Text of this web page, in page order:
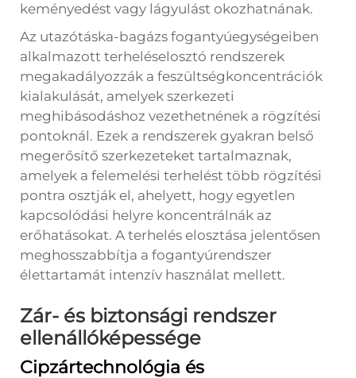
keményedést vagy lágyulást okozhatnának.
Az utazótáska-bagázs fogantyúegységeiben
alkalmazott terheléselosztó rendszerek
megakadályozzák a feszültségkoncentrációk
kialakulását, amelyek szerkezeti
meghibásodáshoz vezethetnének a rögzítési
pontoknál. Ezek a rendszerek gyakran belső
megerősítő szerkezeteket tartalmaznak,
amelyek a felemelési terhelést több rögzítési
pontra osztják el, ahelyett, hogy egyetlen
kapcsolódási helyre koncentrálnák az
erőhatásokat. A terhelés elosztása jelentősen
meghosszabbítja a fogantyúrendszer
élettartamát intenzív használat mellett.
Zár- és biztonsági rendszer
ellenállóképessége
Cipzártechnológia és